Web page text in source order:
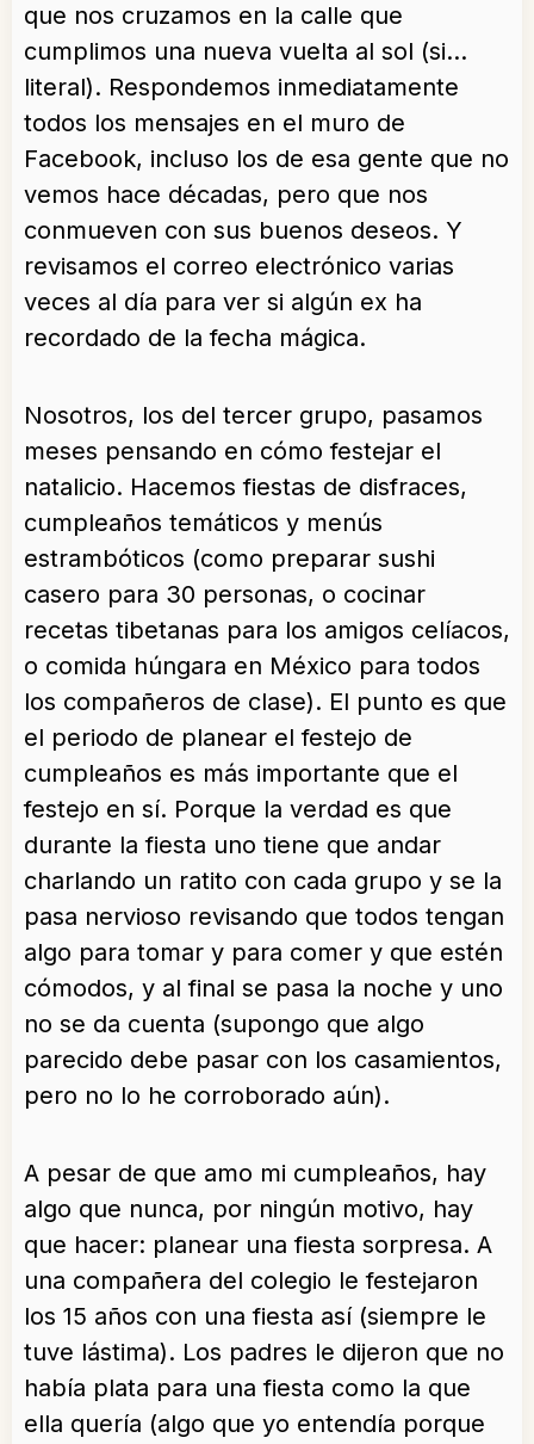
que nos cruzamos en la calle que
cumplimos una nueva vuelta al sol (si…
literal). Respondemos inmediatamente
todos los mensajes en el muro de
Facebook, incluso los de esa gente que no
vemos hace décadas, pero que nos
conmueven con sus buenos deseos. Y
revisamos el correo electrónico varias
veces al día para ver si algún ex ha
recordado de la fecha mágica.
Nosotros, los del tercer grupo, pasamos
meses pensando en cómo festejar el
natalicio. Hacemos fiestas de disfraces,
cumpleaños temáticos y menús
estrambóticos (como preparar sushi
casero para 30 personas, o cocinar
recetas tibetanas para los amigos celíacos,
o comida húngara en México para todos
los compañeros de clase). El punto es que
el periodo de planear el festejo de
cumpleaños es más importante que el
festejo en sí. Porque la verdad es que
durante la fiesta uno tiene que andar
charlando un ratito con cada grupo y se la
pasa nervioso revisando que todos tengan
algo para tomar y para comer y que estén
cómodos, y al final se pasa la noche y uno
no se da cuenta (supongo que algo
parecido debe pasar con los casamientos,
pero no lo he corroborado aún).
A pesar de que amo mi cumpleaños, hay
algo que nunca, por ningún motivo, hay
que hacer: planear una fiesta sorpresa. A
una compañera del colegio le festejaron
los 15 años con una fiesta así (siempre le
tuve lástima). Los padres le dijeron que no
había plata para una fiesta como la que
ella quería (algo que yo entendía porque